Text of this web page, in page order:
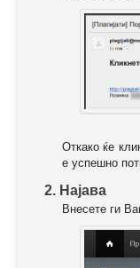
Откако ќе
е успешно
2. Најава
Внесете ги